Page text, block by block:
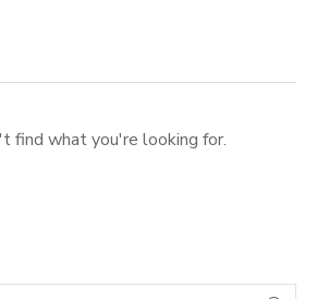
find what you're looking for.